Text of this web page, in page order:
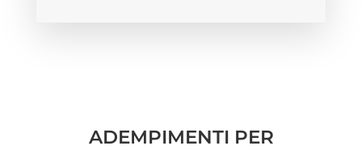
ADEMPIMENTI PER